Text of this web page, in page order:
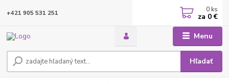
Menu
Hľadať
+421 905 531 251 0 ks
za 0 €